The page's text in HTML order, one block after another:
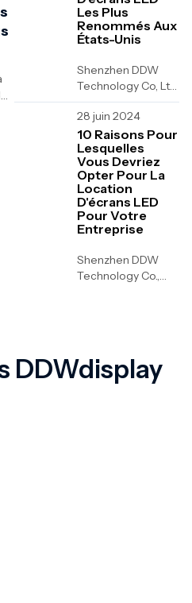
Les Plus
Renommés Aux
États-Unis
Shenzhen DDW
Technology Co, Ltd
est un fabricant et
développeur
professionnel
d'écrans
d'affichage à LED à
Shenzhen,
bienvenue à...
28 juin 2024
10 Raisons Pour
Lesquelles
Vous Devriez
Opter Pour La
Location
D'écrans LED
Pour Votre
Entreprise
Shenzhen DDW
Technology Co.,
Shenzhen,...
DDWdisplay